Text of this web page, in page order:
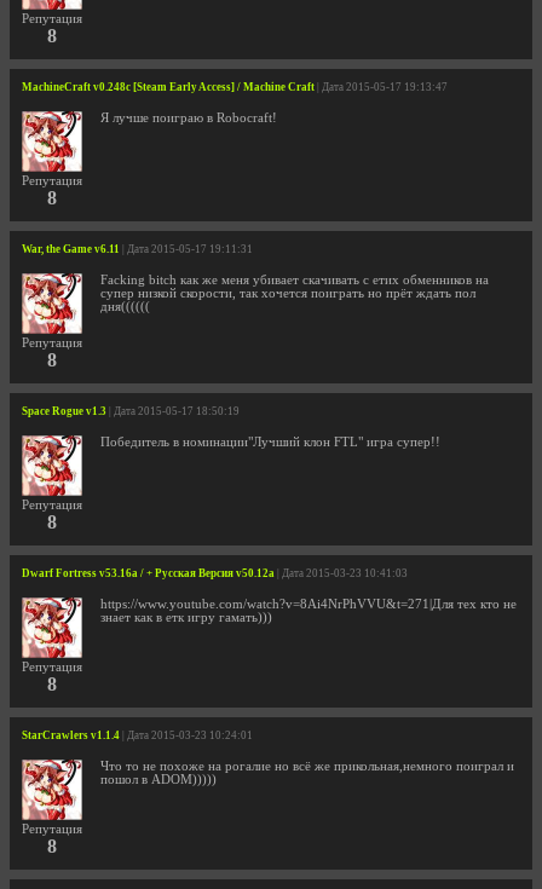
Репутация
8
MachineCraft v0.248с [Steam Early Access] / Machine Craft | Дата 2015-05-17 19:13:47
Репутация
8
Я лучше поиграю в Robocraft!
War, the Game v6.11 | Дата 2015-05-17 19:11:31
Репутация
8
Facking bitch как же меня убивает скачивать с етих обменников на
супер низкой скорости, так хочется поиграть но прёт ждать пол
дня((((((
Space Rogue v1.3 | Дата 2015-05-17 18:50:19
Репутация
8
Победитель в номинации"Лучший клон FTL" игра супер!!
Dwarf Fortress v53.16a / + Русская Версия v50.12a | Дата 2015-03-23 10:41:03
Репутация
8
https://www.youtube.com/watch?v=8Ai4NrPhVVU&t=271|Для тех кто не
знает как в етк игру гамать)))
StarCrawlers v1.1.4 | Дата 2015-03-23 10:24:01
Репутация
8
Что то не похоже на рогалие но всё же прикольная,немного поиграл и
пошол в ADOM)))))